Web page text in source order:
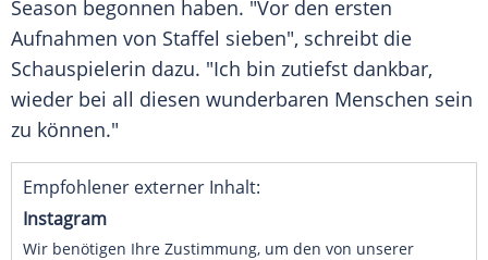
Season begonnen haben. "Vor den ersten
Aufnahmen von Staffel sieben", schreibt die
Schauspielerin dazu. "Ich bin zutiefst dankbar,
wieder bei all diesen wunderbaren Menschen sein
zu können."
Empfohlener externer Inhalt:
Instagram
Wir benötigen Ihre Zustimmung, um den von unserer